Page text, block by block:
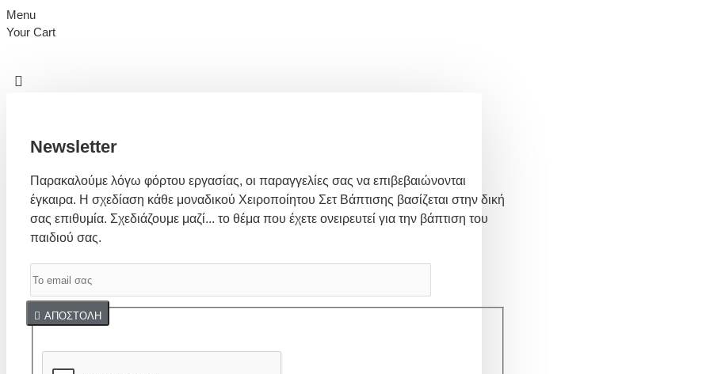
Menu
Your Cart
Newsletter
Παρακαλούμε λόγω φόρτου εργασίας, οι παραγγελίες σας να επιβεβαιώνονται
έγκαιρα. Η σχεδίαση κάθε μοναδικού Χειροποίητου Σετ Βάπτισης βασίζεται στην δική
σας επιθυμία. Σχεδιάζουμε μαζί... το θέμα που έχετε ονειρευτεί για την βάπτιση του
παιδιού σας.
ΑΠΟΣΤΟΛΉ
Captcha